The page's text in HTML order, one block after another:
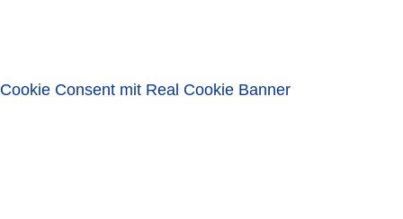
Cookie Consent mit Real Cookie Banner